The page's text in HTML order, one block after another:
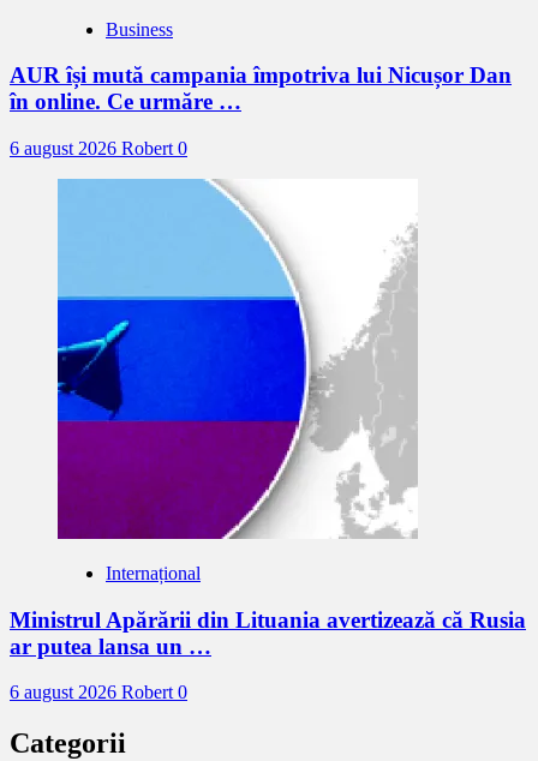
Business
AUR își mută campania împotriva lui Nicușor Dan
în online. Ce urmăre …
6 august 2026 Robert 0
Internațional
Ministrul Apărării din Lituania avertizează că Rusia
ar putea lansa un …
6 august 2026 Robert0
Categorii